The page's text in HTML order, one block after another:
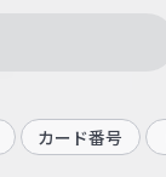
カード番号